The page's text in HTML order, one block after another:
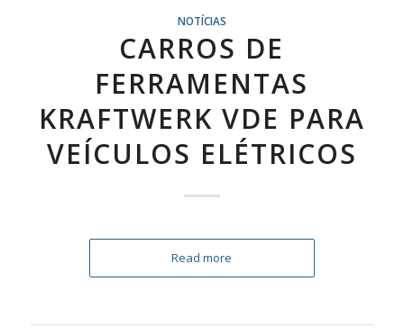
NOTÍCIAS
CARROS DE
FERRAMENTAS
KRAFTWERK VDE PARA
VEÍCULOS ELÉTRICOS
Read more